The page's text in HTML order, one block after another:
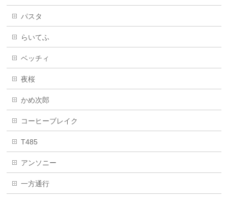
パスタ
らいてふ
ベッチィ
夜桜
かめ次郎
コーヒーブレイク
T485
アンソニー
一方通行